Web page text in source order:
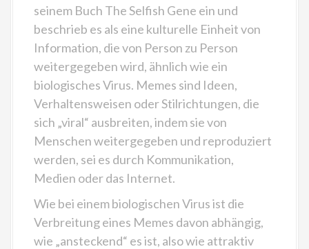
seinem Buch The Selfish Gene ein und
beschrieb es als eine kulturelle Einheit von
Information, die von Person zu Person
weitergegeben wird, ähnlich wie ein
biologisches Virus. Memes sind Ideen,
Verhaltensweisen oder Stilrichtungen, die
sich „viral“ ausbreiten, indem sie von
Menschen weitergegeben und reproduziert
werden, sei es durch Kommunikation,
Medien oder das Internet.
Wie bei einem biologischen Virus ist die
Verbreitung eines Memes davon abhängig,
wie „ansteckend“ es ist, also wie attraktiv